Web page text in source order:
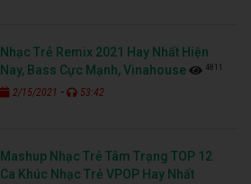
Nhạc Trẻ Remix 2021 Hay Nhất Hiện
Nay, Bass Cực Mạnh, Vinahouse
4811
2/15/2021 - 53:42
Mashup Nhạc Trẻ Tâm Trạng TOP 12
Ca Khúc Nhạc Trẻ VPOP Hay Nhất